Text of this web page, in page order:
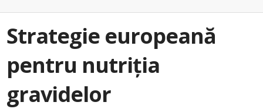
Strategie europeană
pentru nutriția
gravidelor